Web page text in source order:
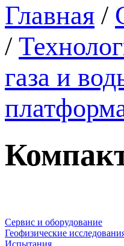
Главная /
/
газа и
Сервис и оборудование
Геофизические
Испытания